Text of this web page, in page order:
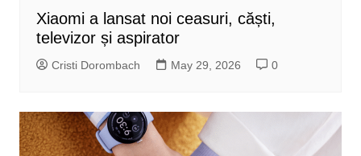
Xiaomi a lansat noi ceasuri, căști,
televizor și aspirator
Cristi Dorombach May 29, 2026 0